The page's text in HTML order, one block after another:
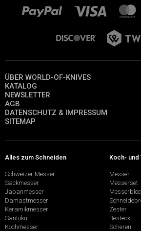
ÜBER WORLD-OF-KNIVES
KATALOG
NEWSLETTER
AGB
DATENSCHUTZ & IMPRESSUM
SITEMAP
Alles zum Schneiden
Schweizer Messer
Sackmesser
Japanmesser
Damastmesser
Keramikmesser
Santoku
Kochmesser
Koch-
Messer
Messerset
Zester
Besteck
Scheren